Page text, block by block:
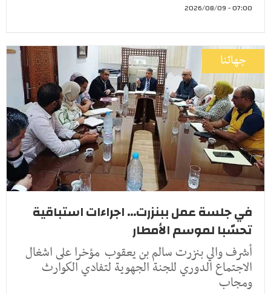
07:00 - 2026/08/09
جهاتنا
في جلسة عمل ببنزرت... اجراءات استباقية
تحسّبا لموسم الأمطار
أشرف والي بنزرت سالم بن يعقوب مؤخرا على اشغال
الاجتماع الدوري للجنة الجهوية لتفادي الكوارث
ومجاب